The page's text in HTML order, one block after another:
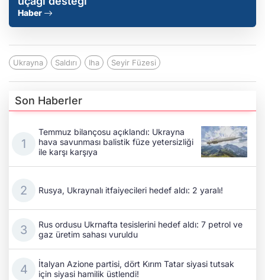
Haber
Ukrayna Saldırı Iha Seyir Füzesi
Son Haberler
Temmuz bilançosu açıklandı: Ukrayna
hava savunması balistik füze yetersizliği
ile karşı karşıya
Rusya, Ukraynalı itfaiyecileri hedef aldı: 2 yaralı!
Rus ordusu Ukrnafta tesislerini hedef aldı: 7 petrol ve
gaz üretim sahası vuruldu
İtalyan Azione partisi, dört Kırım Tatar siyasi tutsak
için siyasi hamilik üstlendi!